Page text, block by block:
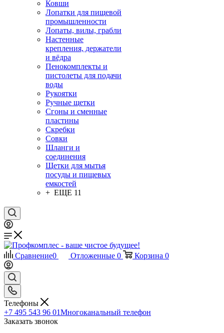
Ковши
Лопатки для пищевой
промышленности
Лопаты, вилы, грабли
Настенные
крепления, держатели
и вёдра
Пенокомплекты и
пистолеты для подачи
воды
Рукоятки
Ручные щетки
Сгоны и сменные
пластины
Скребки
Совки
Шланги и
соединения
Щетки для мытья
посуды и пищевых
емкостей
+ ЕЩЕ 11
Сравнение0 Отложенные 0 Корзина 0
Телефоны
+7 495 543 96 01Многоканальный телефон
Заказать звонок